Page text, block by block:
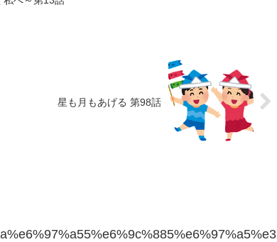
星も月もあげる 第98話